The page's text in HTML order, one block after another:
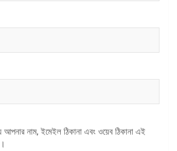
আপনার নাম, ইমেইল ঠিকানা এবং ওয়েব ঠিকানা এই